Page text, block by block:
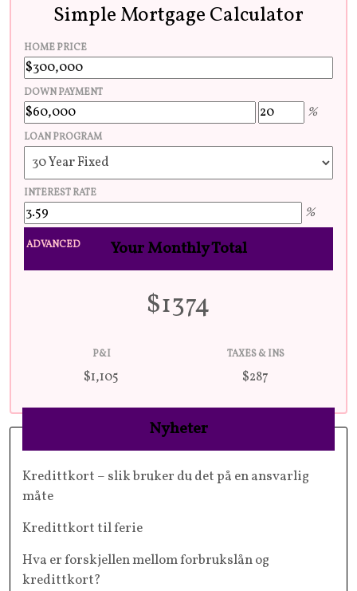
Simple Mortgage Calculator
HOME PRICE
DOWN PAYMENT
%
LOAN PROGRAM
INTEREST RATE
%
ADVANCED Your Monthly Total
$1374
P&I
$1,105
TAXES & INS
$287
Nyheter
Kredittkort – slik bruker du det på en ansvarlig
måte
Kredittkort til ferie
Hva er forskjellen mellom forbrukslån og
kredittkort?